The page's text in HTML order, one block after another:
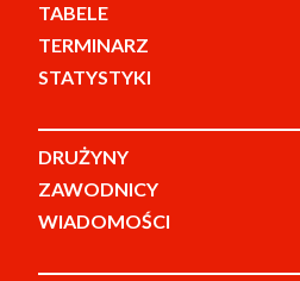
TABELE
TERMINARZ
STATYSTYKI
DRUŻYNY
ZAWODNICY
WIADOMOŚCI